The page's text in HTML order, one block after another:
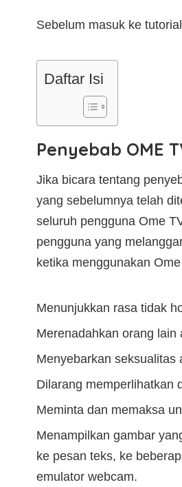
Sebelum masuk ke
Daftar Isi
Penyebab OME
Jika bicara tentang
yang sebelumnya telah
seluruh pengguna Ome
pengguna yang
ketika menggunakan
Menunjukkan rasa tidak
Merenadahkan orang
Menyebarkan seksualitas
Dilarang memperlihatkan
Meminta dan memaksa
Menampilkan gambar
ke pesan teks, ke
emulator webcam.